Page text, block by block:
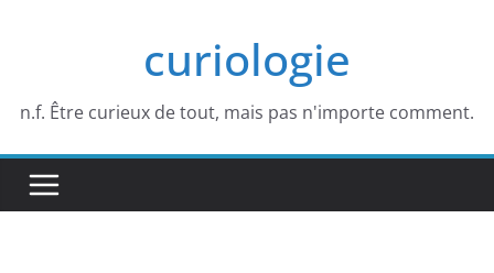
curiologie
n.f. Être curieux de tout, mais pas n'importe comment.